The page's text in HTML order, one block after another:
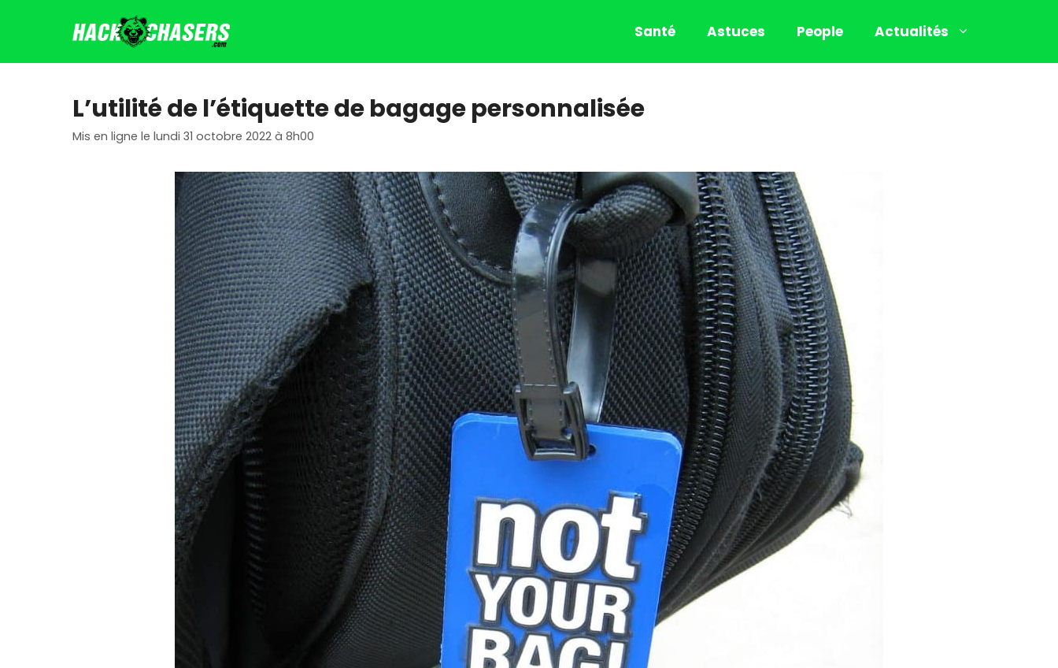
Santé Astuces People Actualités
L’utilité de l’étiquette de bagage personnalisée
Mis en ligne le lundi 31 octobre 2022 à 8h00